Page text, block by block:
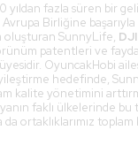
yıldan fazla süren bir
Birliğine başarıyla
oluşturan SunnyLife,
patentleri ve
OyuncakHobi
hedefinde,
kalite yönetimini
faklı ülkelerinde
ortaklıklarımız